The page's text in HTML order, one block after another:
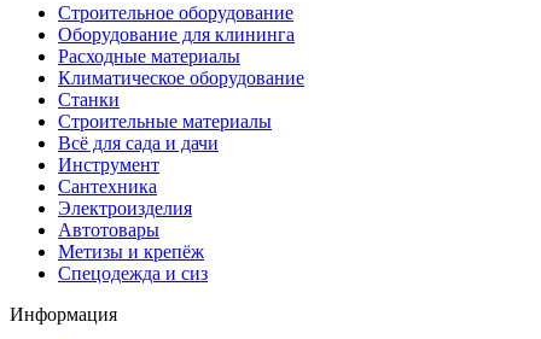
Строительное оборудование
Оборудование для клининга
Расходные материалы
Климатическое оборудование
Станки
Строительные материалы
Всё для сада и дачи
Инструмент
Сантехника
Электроизделия
Автотовары
Метизы и крепёж
Спецодежда и сиз
Информация